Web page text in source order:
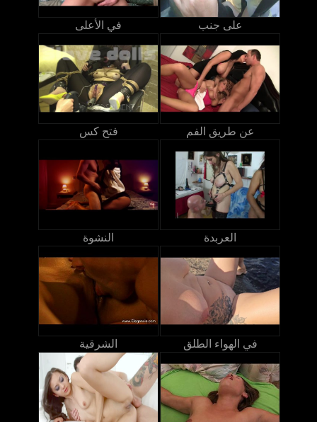
في الأعلى على جنب
فتح كس عن طريق الفم
النشوة العربدة
الشرقية في الهواء الطلق